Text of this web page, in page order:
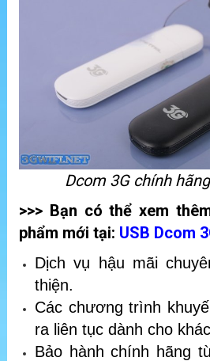
Dcom 3G chính
>>> Bạn có thể xem
phẩm mới tại: USB Dcom
Dịch vụ hậu mãi
thiện.
Các chương trình
ra liên tục dành cho
Bảo hành chính hãng